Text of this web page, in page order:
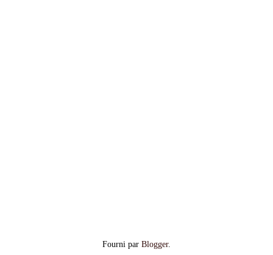
Fourni par Blogger.